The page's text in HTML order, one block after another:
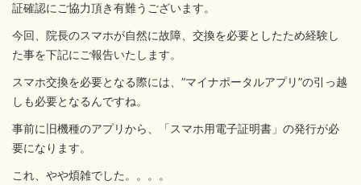
証確認にご協力頂き有難うございます。
今回、院長のスマホが自然に故障、交換を必要としたため経験し
た事を下記にご報告いたします。
スマホ交換を必要となる際には、”マイナポータルアプリ”の引っ越
しも必要となるんですね。
事前に旧機種のアプリから、「スマホ用電子証明書」の発行が必
要になります。
これ、やや煩雑でした。。。。